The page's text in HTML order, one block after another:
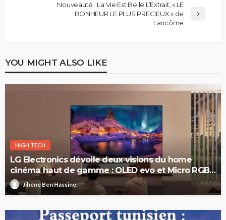
Nouveauté : La Vie Est Belle L’Extrait, « LE
BONHEUR LE PLUS PRECIEUX » de
Lancôme
YOU MIGHT ALSO LIKE
HIGH TECH
LG Electronics dévoile deux visions du home
cinéma haut de gamme : OLED evo et Micro RGB
evoJihène Ben Hassine